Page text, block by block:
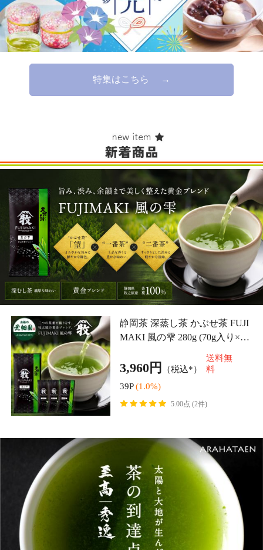
静岡茶 深蒸し茶 かぶせ茶 FUJI
MAKI 風の雫 280g (70g入り×4
袋) 送料無料 緑茶 日本茶 お茶
お茶の葉 茶葉 牧之原産100% 黄
金ブレンド
3,960円 （税込*）
送料無
料
39P (1.0%)
5.00点 (2件)
【最高級 静岡茶 ギフト】至高
秀逸 100g×2袋 送料無料 お茶 日
本茶 緑茶 深蒸し茶 かぶせ茶 煎
茶 茶葉 高級 贈答 贈り物 プレ
ゼント 贅
59,800円（税込）
598P (1.0%)